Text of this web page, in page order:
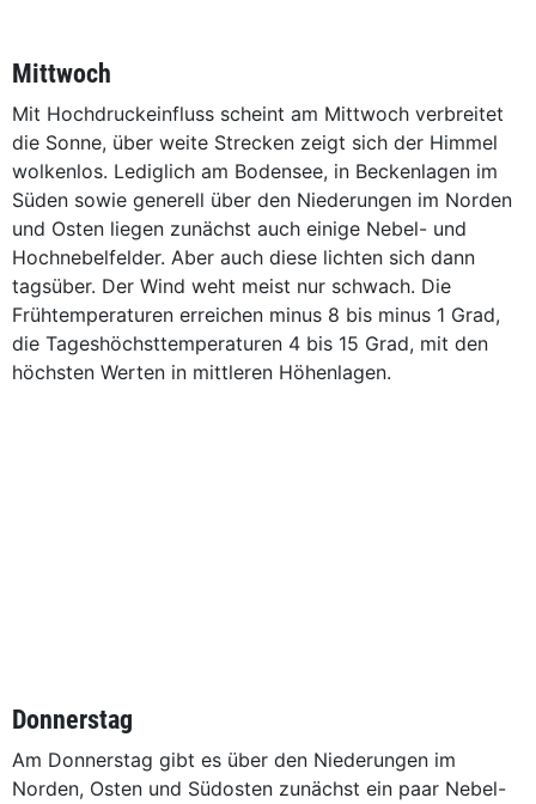
Mittwoch
Mit Hochdruckeinfluss scheint am Mittwoch verbreitet
die Sonne, über weite Strecken zeigt sich der Himmel
wolkenlos. Lediglich am Bodensee, in Beckenlagen im
Süden sowie generell über den Niederungen im Norden
und Osten liegen zunächst auch einige Nebel- und
Hochnebelfelder. Aber auch diese lichten sich dann
tagsüber. Der Wind weht meist nur schwach. Die
Frühtemperaturen erreichen minus 8 bis minus 1 Grad,
die Tageshöchsttemperaturen 4 bis 15 Grad, mit den
höchsten Werten in mittleren Höhenlagen.
Donnerstag
Am Donnerstag gibt es über den Niederungen im
Norden, Osten und Südosten zunächst ein paar Nebel-